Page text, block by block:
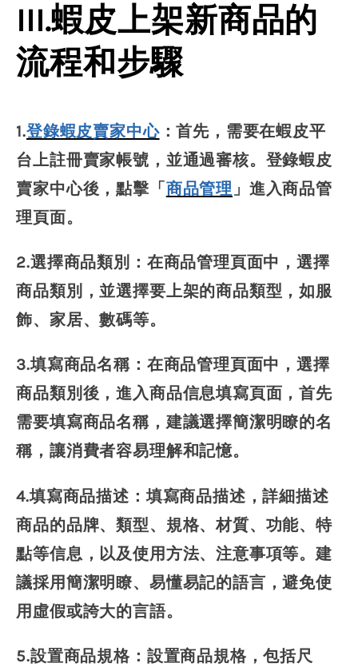
III.蝦皮上架新商品的
流程和步驟
1.登錄蝦皮賣家中心：首先，需要在蝦皮平
台上註冊賣家帳號，並通過審核。登錄蝦皮
賣家中心後，點擊「商品管理 」進入商品管
理頁面。
2.選擇商品類別：在商品管理頁面中，選擇
商品類別，並選擇要上架的商品類型，如服
飾、家居、數碼等。
3.填寫商品名稱：在商品管理頁面中，選擇
商品類別後，進入商品信息填寫頁面，首先
需要填寫商品名稱，建議選擇簡潔明瞭的名
稱，讓消費者容易理解和記憶。
4.填寫商品描述：填寫商品描述，詳細描述
商品的品牌、類型、規格、材質、功能、特
點等信息，以及使用方法、注意事項等。建
議採用簡潔明瞭、易懂易記的語言，避免使
用虛假或誇大的言語。
5.設置商品規格：設置商品規格，包括尺